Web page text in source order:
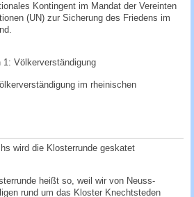
Kontingent im Mandat der Vereinten
(UN) zur Sicherung des Friedens im
1: Völkerverständigung
im rheinischen
wird die Klosterrunde geskatet
heißt so, weil wir von Neuss-
rund um das Kloster Knechtsteden